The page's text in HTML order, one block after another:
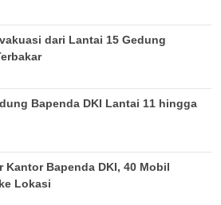
dari Lantai 15 Gedung
Bapenda DKI Lantai 11 hingga
Kantor Bapenda DKI, 40 Mobil
Lokasi